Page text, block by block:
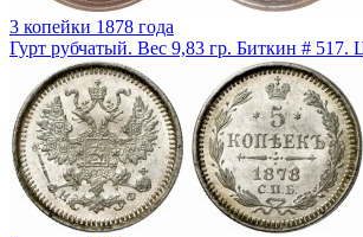
3 копейки 1878 года
Гурт рубчатый. Вес 9,83 гр. Биткин # 517.